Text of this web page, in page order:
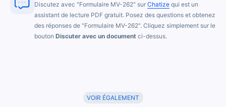
Discutez avec "Formulaire MV-262" sur Chatize qui est un
assistant de lecture PDF gratuit. Posez des questions et obtenez
des réponses de "Formulaire MV-262". Cliquez simplement sur le
bouton Discuter avec un document ci-dessus.
VOIR ÉGALEMENT